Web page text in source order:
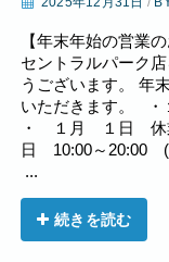
【年末年始の営業
セントラルパーク
うございます。 年
いただきます。
・ １月 １日
日 10:00～20:00
...
続きを読む